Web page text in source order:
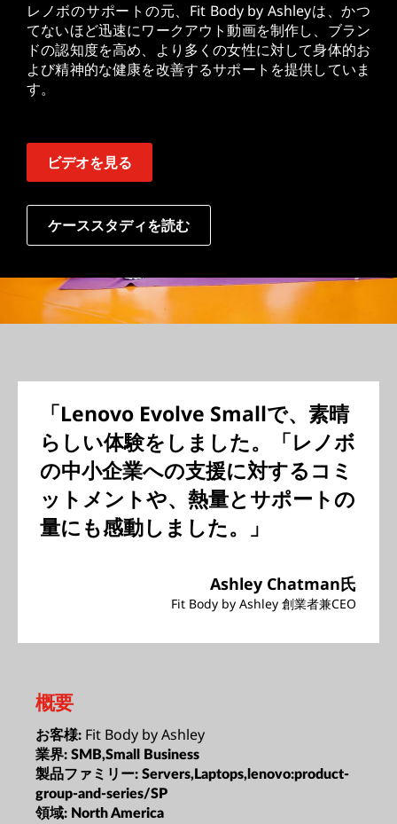
レノボのサポートの元、Fit Body by Ashleyは、かつ
てないほど迅速にワークアウト動画を制作し、ブラン
ドの認知度を高め、より多くの女性に対して身体的お
よび精神的な健康を改善するサポートを提供していま
す。
ビデオを見る
ケーススタディを読む
「Lenovo Evolve Smallで、素晴
らしい体験をしました。「レノボ
の中小企業への支援に対するコミ
ットメントや、熱量とサポートの
量にも感動しました。」
Ashley Chatman氏
Fit Body by Ashley 創業者兼CEO
概要
お客様: Fit Body by Ashley
業界: SMB,Small Business
製品ファミリー: Servers,Laptops,lenovo:product-
group-and-series/SP
領域: North America